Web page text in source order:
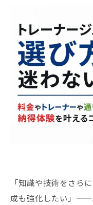
「知識や技術をさら
成も強化したい」——